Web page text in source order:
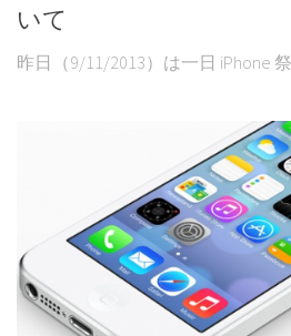
いて
昨日（9/11/2013）は一日 iPhone